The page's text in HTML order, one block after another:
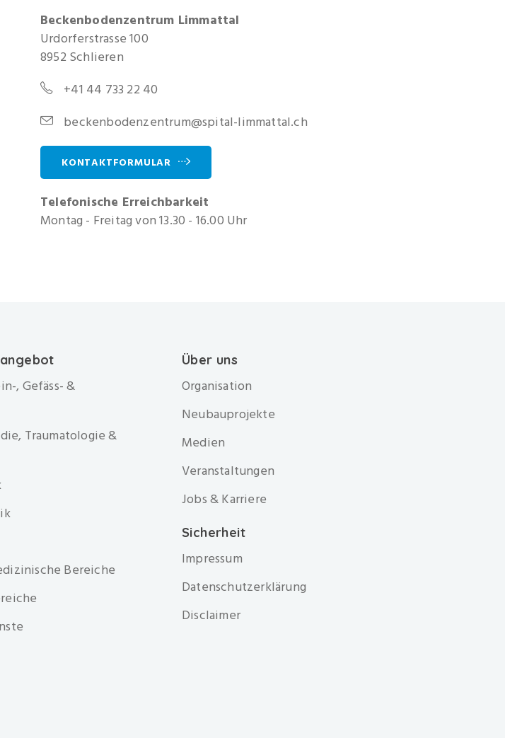
Beckenbodenzentrum Limmattal
Urdorferstrasse 100
8952 Schlieren
+41 44 733 22 40
beckenbodenzentrum@spital-limmattal.ch
KONTAKTFORMULAR
Telefonische Erreichbarkeit
Montag - Freitag von 13.30 - 16.00 Uhr
, Gefäss- &
Traumatologie &
Bereiche
Über uns
Organisation
Neubauprojekte
Medien
Veranstaltungen
Jobs & Karriere
Sicherheit
Impressum
Datenschutzerklärung
Disclaimer